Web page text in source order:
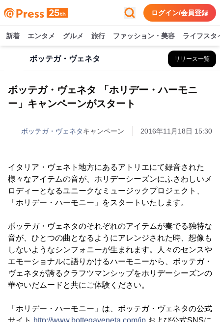
ログイン/会員登録
新着 エンタメ グルメ 旅行 ファッション・美容 ライフスタ
ボッテガ・ヴェネタ リリース一覧
ボッテガ・ヴェネタ 「ホリデー・ハーモニ
ー」キャンペーンがスタート
ボッテガ・ヴェネタキャンペーン 2016年11月18日 15:30
イタリア・ヴェネト地方にあるアトリエにて録音された
様々なアイテムの音が、ホリデーシーズンにふさわしいメ
ロディーとなるユニークなミュージックプロジェクト、
「ホリデー・ハーモニー」をスタートいたします。
ボッテガ・ヴェネタのそれぞれのアイテムが奏でる独特な
音が、ひとつの曲となるようにアレンジされた時、想像も
しないようなシンフォニーが生まれます。人々のセンスや
エモーショナルに語りかけるハーモニーから、ボッテガ・
ヴェネタが誇るクラフツマンシップをホリデーシーズンの
華やいだムードと共にご体験ください。
「ホリデー・ハーモニー」は、ボッテガ・ヴェネタの公式
サイト http://www.bottegaveneta.com/jp および公式SNSに